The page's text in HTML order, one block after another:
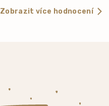
Zobrazit více hodnocení